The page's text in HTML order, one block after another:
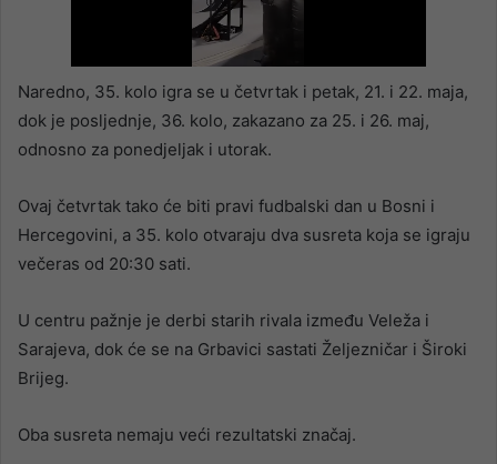
Naredno, 35. kolo igra se u četvrtak i petak, 21. i 22. maja,
dok je posljednje, 36. kolo, zakazano za 25. i 26. maj,
odnosno za ponedjeljak i utorak.
Ovaj četvrtak tako će biti pravi fudbalski dan u Bosni i
Hercegovini, a 35. kolo otvaraju dva susreta koja se igraju
večeras od 20:30 sati.
U centru pažnje je derbi starih rivala između Veleža i
Sarajeva, dok će se na Grbavici sastati Željezničar i Široki
Brijeg.
Oba susreta nemaju veći rezultatski značaj.